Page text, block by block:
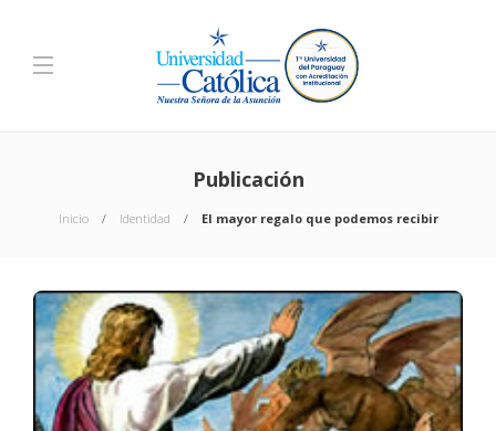
Publicación
Inicio Identidad El mayor regalo que podemos recibir